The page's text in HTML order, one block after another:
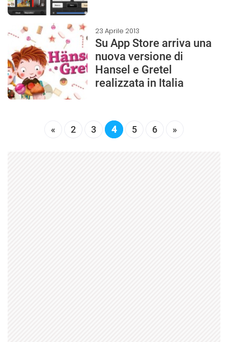
23 Aprile 2013
Su App Store arriva una
nuova versione di
Hansel e Gretel
realizzata in Italia
« 2 3 4 5 6 »